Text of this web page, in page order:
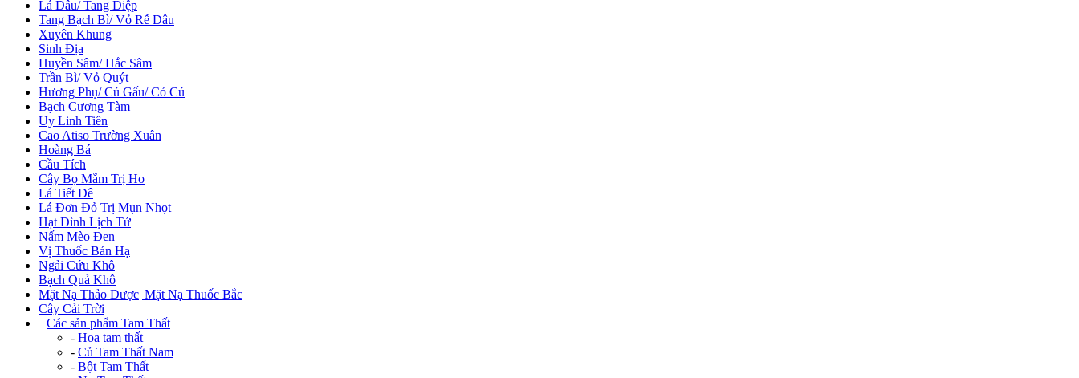
Lá Dâu/ Tang Diệp
Tang Bạch Bì/ Vỏ Rễ Dâu
Xuyên Khung
Sinh Địa
Huyền Sâm/ Hắc Sâm
Trần Bì/ Vỏ Quýt
Hương Phụ/ Củ Gấu/ Cỏ Cú
Bạch Cương Tàm
Uy Linh Tiên
Cao Atiso Trường Xuân
Hoàng Bá
Cầu Tích
Cây Bọ Mắm Trị Ho
Lá Tiết Dê
Lá Đơn Đỏ Trị Mụn Nhọt
Hạt Đình Lịch Tử
Nấm Mèo Đen
Vị Thuốc Bán Hạ
Ngải Cứu Khô
Bạch Quả Khô
Mặt Nạ Thảo Dược| Mặt Nạ Thuốc Bắc
Cây Cải Trời
Các sản phẩm Tam Thất
- Hoa tam thất
- Củ Tam Thất Nam
- Bột Tam Thất